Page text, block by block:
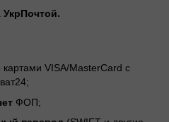
УкрПочтой.
картами VISA/MasterCard с
ФОП;